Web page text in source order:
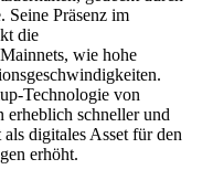
Seine Präsenz im
die
wie hohe
Technologie von
schneller und
digitales Asset für den
erhöht.